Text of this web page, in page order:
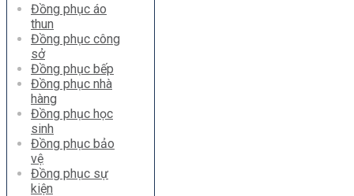
Đồng phục áo
thun
Đồng phục công
sở
Đồng phục bếp
Đồng phục nhà
hàng
Đồng phục học
sinh
Đồng phục bảo
vệ
Đồng phục sự
kiện